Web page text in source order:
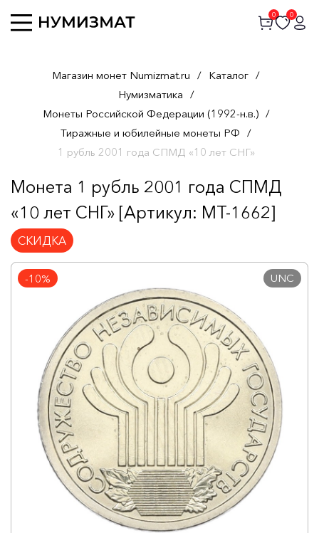
0 0
Магазин монет Numizmat.ru / Каталог /
Нумизматика /
Монеты Российской Федерации (1992-н.в.) /
Тиражные и юбилейные монеты РФ /
1 рубль 2001 года СПМД «10 лет СНГ»
Монета 1 рубль 2001 года СПМД
«10 лет СНГ» [Артикул: MT-1662]
СКИДКА
-10% UNC